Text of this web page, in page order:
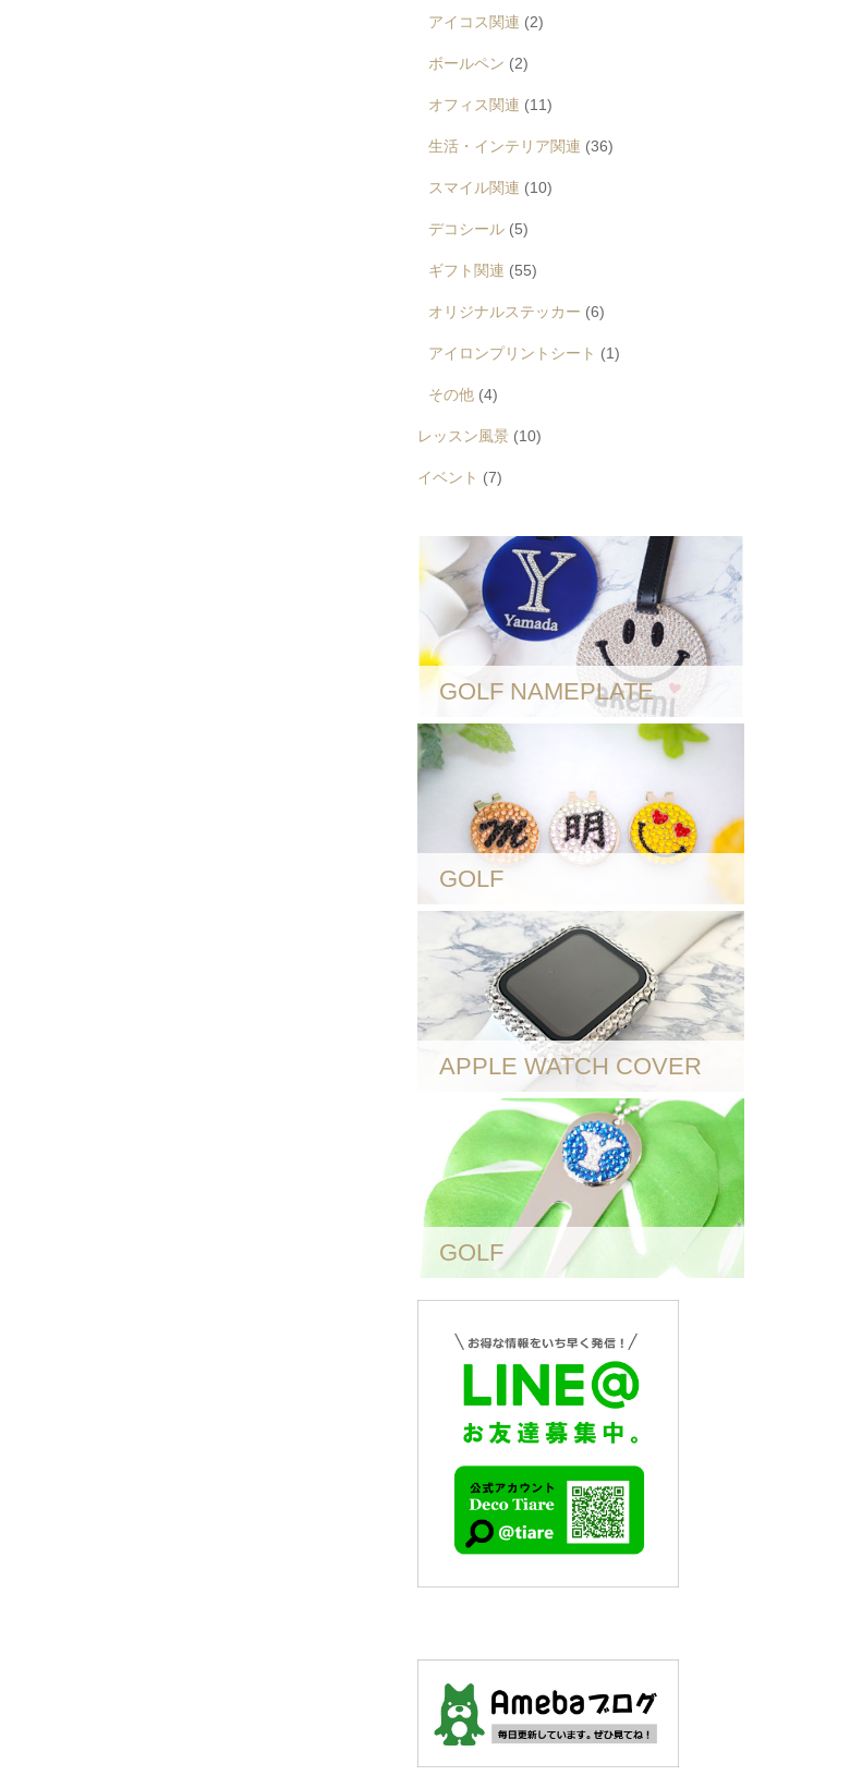
アイコス関連 (2)
ボールペン (2)
オフィス関連 (11)
生活・インテリア関連 (36)
スマイル関連 (10)
デコシール (5)
ギフト関連 (55)
オリジナルステッカー (6)
アイロンプリントシート (1)
その他 (4)
レッスン風景 (10)
イベント (7)
GOLF NAMEPLATE
GOLF
APPLE WATCH COVER
GOLF